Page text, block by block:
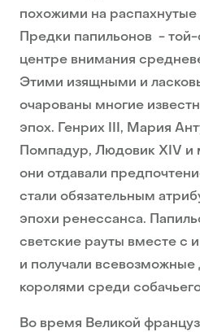
похожими на распахнутые
Предки папильонов -
центре внимания
Этими изящными и
очарованы многие
эпох. Генрих III, Мария
Помпадур, Людовик XIV и
они отдавали
стали обязательным
эпохи ренессанса.
светские рауты вместе с
и получали
королями среди
Во время Великой